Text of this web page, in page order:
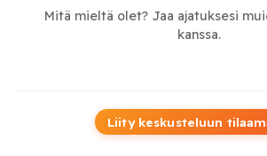
Mitä mieltä olet? Jaa ajatuksesi
kanssa.
Liity keskusteluun